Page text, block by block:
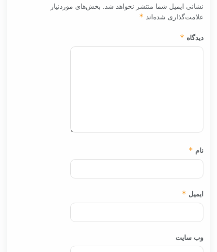
نشانی ایمیل شما منتشر نخواهد شد. بخش‌های موردنیاز
علامت‌گذاری شده‌اند *
دیدگاه *
نام *
ایمیل *
وب‌ سایت